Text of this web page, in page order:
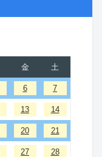
金 土
6 7
13 14
20 21
27 28